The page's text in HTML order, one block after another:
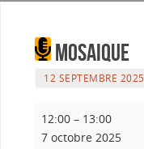
Mosaique
12 SEPTEMBRE 2025
12:00 – 13:00
7 octobre 2025